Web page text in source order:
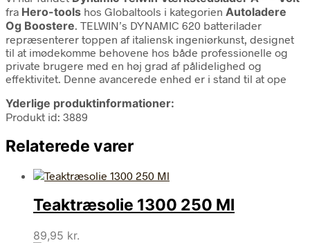
fra Hero-tools hos Globaltools i kategorien Autoladere
Og Boostere. TELWIN’s DYNAMIC 620 batterilader
repræsenterer toppen af italiensk ingeniørkunst, designet
til at imødekomme behovene hos både professionelle og
private brugere med en høj grad af pålidelighed og
effektivitet. Denne avancerede enhed er i stand til at ope
Yderlige produktinformationer:
Produkt id: 3889
Relaterede varer
Teaktræsolie 1300 250 Ml
89,95 kr.